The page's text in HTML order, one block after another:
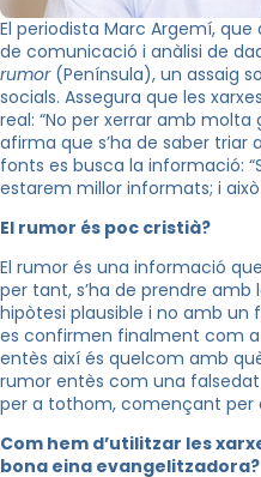
El periodista Marc Argemí, que
de comunicació i anàlisi de
rumor(Península), un assaig
socials. Assegura que les
real: “No per xerrar amb
afirma que s’ha de saber triar
fonts es busca la informació:
estarem millor informats; i això
El rumor és poc cristià?
El rumor és una informació
per tant, s’ha de prendre
hipòtesi plausible i no amb un
es confirmen finalment com a
entès així és quelcom amb
rumor entès com una
per a tothom, començant per
Com hem d’utilitzar les
bona eina evangelitzadora?